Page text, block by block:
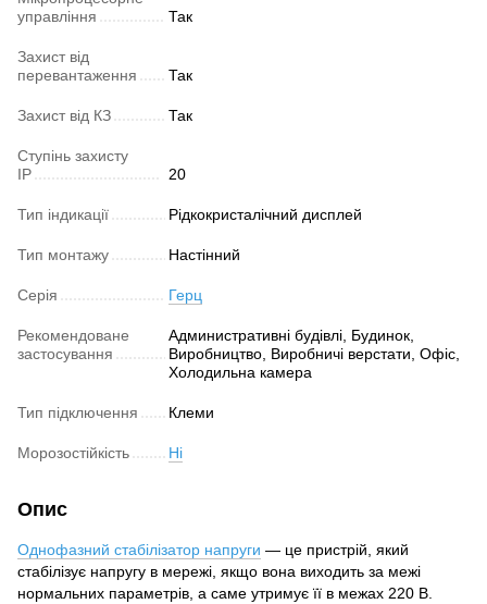
управління
Так
Захист від
перевантаження
Так
Захист від КЗ Так
Ступінь захисту
IP
20
Тип індикації Рідкокристалічний дисплей
Тип монтажу Настінний
Серія Герц
Рекомендоване
застосування
Административні будівлі, Будинок,
Виробництво, Виробничі верстати, Офіс,
Холодильна камера
Тип підключення Клеми
Морозостійкість Ні
Опис
Однофазний стабілізатор напруги — це пристрій, який
стабілізує напругу в мережі, якщо вона виходить за межі
нормальних параметрів, а саме утримує її в межах 220 В.